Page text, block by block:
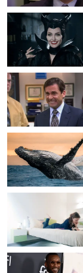
TIN
DỊCH
TRUYỀN
THÔNG
TIỆN
ÍCH
BẤT
ĐỘNG